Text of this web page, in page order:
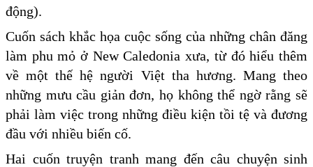
động).
Cuốn sách khắc họa cuộc sống của những chân đăng
làm phu mỏ ở New Caledonia xưa, từ đó hiểu thêm
về một thế hệ người Việt tha hương. Mang theo
những mưu cầu giản đơn, họ không thể ngờ rằng sẽ
phải làm việc trong những điều kiện tồi tệ và đương
đầu với nhiều biến cố.
Hai cuốn truyện tranh mang đến câu chuyện sinh